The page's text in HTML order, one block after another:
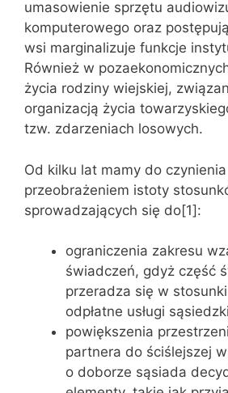
umasowienie sprzętu
komputerowego oraz
wsi marginalizuje funkcje
Również w
życia rodziny wiejskiej,
organizacją życia
tzw. zdarzeniach losowych.
Od kilku lat mamy do
przeobrażeniem istoty
sprowadzających się do[1]:
ograniczenia zakresu
świadczeń, gdyż część
przeradza się w
odpłatne usługi
powiększenia
partnera do ściślejszej
o doborze sąsiada